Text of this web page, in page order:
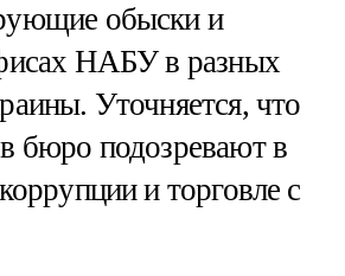
обыски и
НАБУ в разных
Уточняется, что
бюро подозревают в
и торговле с